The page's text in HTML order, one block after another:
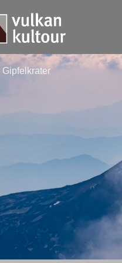
Gipfelkrater